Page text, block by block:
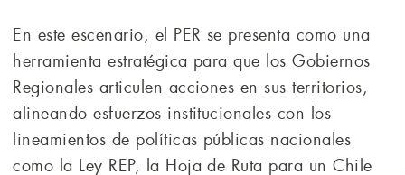
En este escenario, el PER se presenta como una
herramienta estratégica para que los Gobiernos
Regionales articulen acciones en sus territorios,
alineando esfuerzos institucionales con los
lineamientos de políticas públicas nacionales
como la Ley REP, la Hoja de Ruta para un Chile